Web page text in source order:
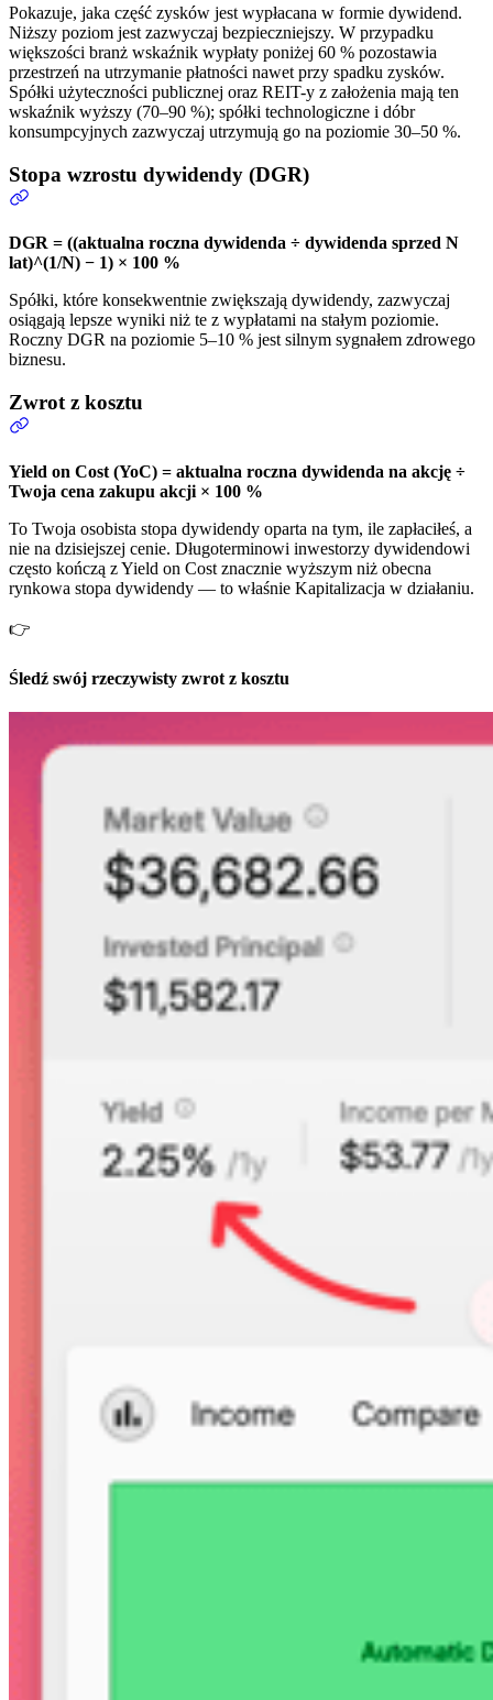
Pokazuje, jaka część zysków jest wypłacana w formie dywidend.
Niższy poziom jest zazwyczaj bezpieczniejszy. W przypadku
większości branż wskaźnik wypłaty poniżej 60 % pozostawia
przestrzeń na utrzymanie płatności nawet przy spadku zysków.
Spółki użyteczności publicznej oraz REIT-y z założenia mają ten
wskaźnik wyższy (70–90 %); spółki technologiczne i dóbr
konsumpcyjnych zazwyczaj utrzymują go na poziomie 30–50 %.
Stopa wzrostu dywidendy (DGR)
DGR = ((aktualna roczna dywidenda ÷ dywidenda sprzed N
lat)^(1/N) − 1) × 100 %
Spółki, które konsekwentnie zwiększają dywidendy, zazwyczaj
osiągają lepsze wyniki niż te z wypłatami na stałym poziomie.
Roczny DGR na poziomie 5–10 % jest silnym sygnałem zdrowego
biznesu.
Zwrot z kosztu
Yield on Cost (YoC) = aktualna roczna dywidenda na akcję ÷
Twoja cena zakupu akcji × 100 %
To Twoja osobista stopa dywidendy oparta na tym, ile zapłaciłeś, a
nie na dzisiejszej cenie. Długoterminowi inwestorzy dywidendowi
często kończą z Yield on Cost znacznie wyższym niż obecna
rynkowa stopa dywidendy — to właśnie Kapitalizacja w działaniu.
👉
Śledź swój rzeczywisty zwrot z kosztu